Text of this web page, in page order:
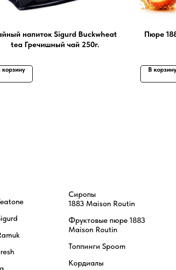
напиток Sigurd Buckwheat
tea Гречишный чай 250г.
корзину
Пюре
В корзину
Сиропы
1883 Maison Routin
Фруктовые пюре 1883
Maison Routin
Топпинги Spoom
Кордиалы